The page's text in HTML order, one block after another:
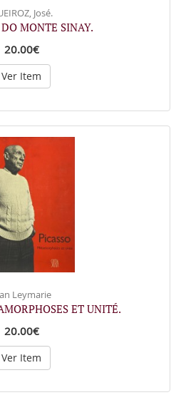
José.
MONTE SINAY.
20.00€
Ver Item
Leymarie
ET UNITÉ.
20.00€
Ver Item